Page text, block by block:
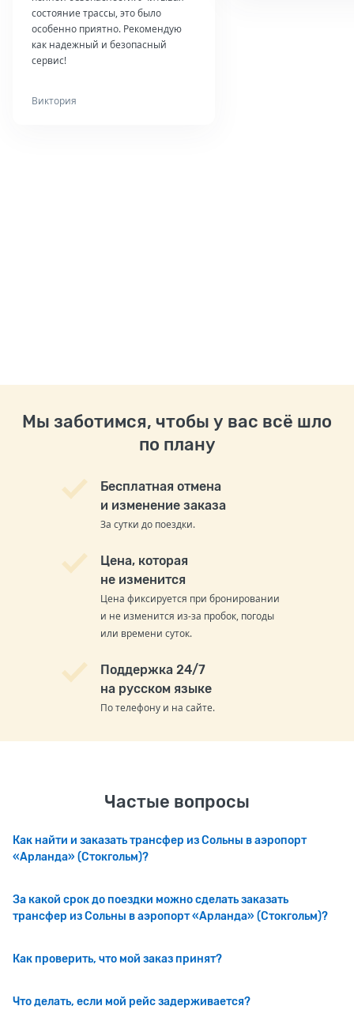
состояние трассы, это было
особенно приятно. Рекомендую
как надежный и безопасный
сервис!
Виктория
Мы заботимся, чтобы у вас всё шло
по плану
Бесплатная отмена
и изменение заказа
За сутки до поездки.
Цена, которая
не изменится
Цена фиксируется при бронировании
и не изменится из-за пробок, погоды
или времени суток.
Поддержка 24/7
на русском языке
По телефону и на сайте.
Частые вопросы
Как найти и заказать трансфер из Сольны в аэропорт
«Арланда» (Стокгольм)?
За какой срок до поездки можно сделать заказать
трансфер из Сольны в аэропорт «Арланда» (Стокгольм)?
Как проверить, что мой заказ принят?
Что делать, если мой рейс задерживается?